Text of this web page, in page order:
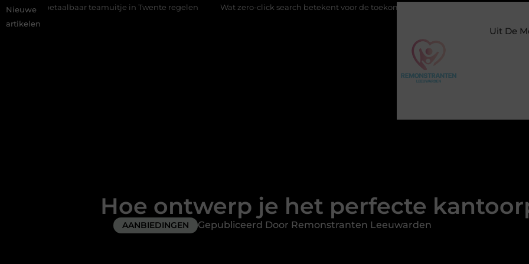
Nieuwe
artikelen
teamuitje in Twente regelen Wat zero-click search betekent voor de toekomst van online zichtbaarheid
Uit De
Hoe ontwerp je het perfecte
AANBIEDINGEN Gepubliceerd Door Remonstranten Leeuwarden